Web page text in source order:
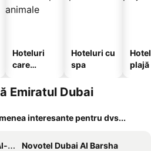
Hoteluri
care
animale
Hoteluri cu
spa
plajă
Emiratul Dubai
interesante pentru dvs...
Novotel Dubai Al Barsha